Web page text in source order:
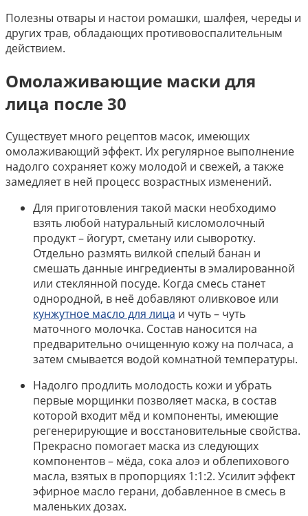
Полезны отвары и настои ромашки, шалфея, череды и
других трав, обладающих противовоспалительным
действием.
Омолаживающие маски для
лица после 30
Существует много рецептов масок, имеющих
омолаживающий эффект. Их регулярное выполнение
надолго сохраняет кожу молодой и свежей, а также
замедляет в ней процесс возрастных изменений.
Для приготовления такой маски необходимо
взять любой натуральный кисломолочный
продукт – йогурт, сметану или сыворотку.
Отдельно размять вилкой спелый банан и
смешать данные ингредиенты в эмалированной
или стеклянной посуде. Когда смесь станет
однородной, в неё добавляют оливковое или
кунжутное масло для лица и чуть – чуть
маточного молочка. Состав наносится на
предварительно очищенную кожу на полчаса, а
затем смывается водой комнатной температуры.
Надолго продлить молодость кожи и убрать
первые морщинки позволяет маска, в состав
которой входит мёд и компоненты, имеющие
регенерирующие и восстановительные свойства.
Прекрасно помогает маска из следующих
компонентов – мёда, сока алоэ и облепихового
масла, взятых в пропорциях 1:1:2. Усилит эффект
эфирное масло герани, добавленное в смесь в
маленьких дозах.